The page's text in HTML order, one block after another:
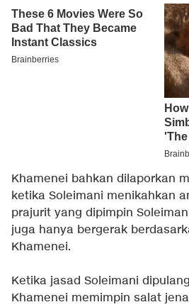
Khamenei bahkan dilaporkan
ketika Soleimani menikahkan
prajurit yang dipimpin
juga hanya bergerak
Khamenei.
Ketika jasad Soleimani
Khamenei memimpin salat